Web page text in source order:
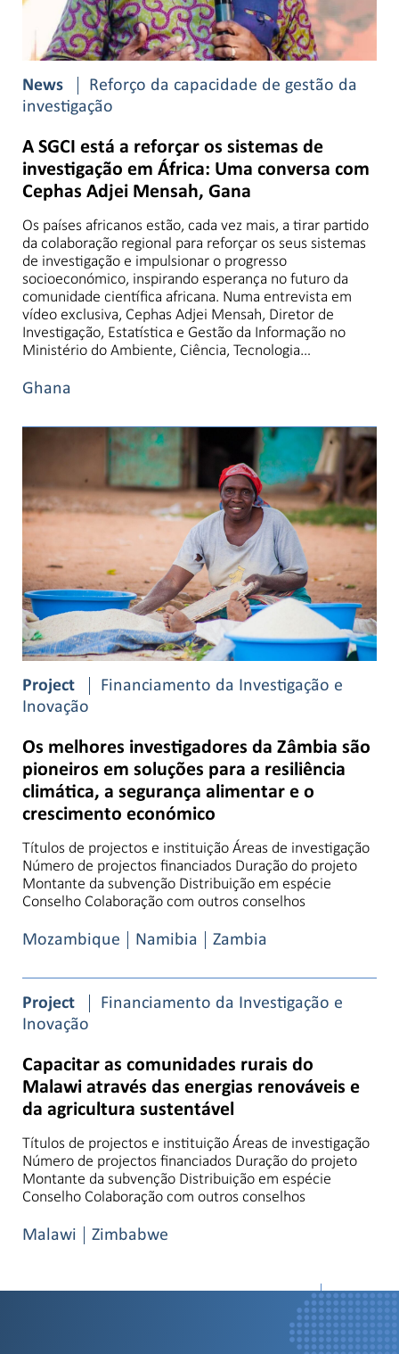
News
Reforço da capacidade de gestão da
investigação
A SGCI está a reforçar os sistemas de
investigação em África: Uma conversa com
Cephas Adjei Mensah, Gana
Os países africanos estão, cada vez mais, a tirar partido
da colaboração regional para reforçar os seus sistemas
de investigação e impulsionar o progresso
socioeconómico, inspirando esperança no futuro da
comunidade científica africana. Numa entrevista em
vídeo exclusiva, Cephas Adjei Mensah, Diretor de
Investigação, Estatística e Gestão da Informação no
Ministério do Ambiente, Ciência, Tecnologia…
Ghana
Project
Financiamento da Investigação e
Inovação
Os melhores investigadores da Zâmbia são
pioneiros em soluções para a resiliência
climática, a segurança alimentar e o
crescimento económico
Títulos de projectos e instituição Áreas de investigação
Número de projectos financiados Duração do projeto
Montante da subvenção Distribuição em espécie
Conselho Colaboração com outros conselhos
Mozambique Namibia Zambia
Project
Financiamento da Investigação e
Inovação
Capacitar as comunidades rurais do
Malawi através das energias renováveis e
da agricultura sustentável
Títulos de projectos e instituição Áreas de investigação
Número de projectos financiados Duração do projeto
Montante da subvenção Distribuição em espécie
Conselho Colaboração com outros conselhos
Malawi Zimbabwe